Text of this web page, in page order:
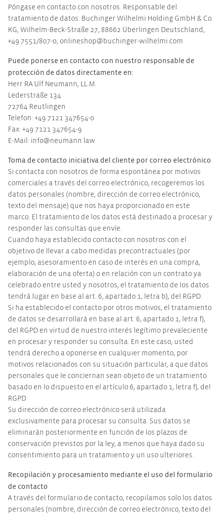
Póngase en contacto con nosotros. Responsable del
tratamiento de datos: Buchinger Wilhelmi Holding GmbH & Co.
KG, Wilhelm-Beck-Straße 27, 88662 Überlingen Deutschland,
+49 7551/807-0, onlineshop@buchinger-wilhelmi.com
Puede ponerse en contacto con nuestro responsable de
protección de datos directamente en:
Herr RA Ulf Neumann, LL.M.
Lederstraße 134
72764 Reutlingen
Telefon: +49 7121 347654-0
Fax: +49 7121 347654-9
E-Mail: info@neumann.law
Toma de contacto iniciativa del cliente por correo electrónico
Si contacta con nosotros de forma espontánea por motivos
comerciales a través del correo electrónico, recogeremos los
datos personales (nombre, dirección de correo electrónico,
texto del mensaje) que nos haya proporcionado en este
marco. El tratamiento de los datos está destinado a procesar y
responder las consultas que envíe.
Cuando haya establecido contacto con nosotros con el
objetivo de llevar a cabo medidas precontractuales (por
ejemplo, asesoramiento en caso de interés en una compra,
elaboración de una oferta) o en relación con un contrato ya
celebrado entre usted y nosotros, el tratamiento de los datos
tendrá lugar en base al art. 6, apartado 1, letra b), del RGPD.
Si ha establecido el contacto por otros motivos, el tratamiento
de datos se desarrollará en base al art. 6, apartado 1, letra f),
del RGPD en virtud de nuestro interés legítimo prevaleciente
en procesar y responder su consulta. En este caso, usted
tendrá derecho a oponerse en cualquier momento, por
motivos relacionados con su situación particular, a que datos
personales que le conciernan sean objeto de un tratamiento
basado en lo dispuesto en el artículo 6, apartado 1, letra f), del
RGPD.
Su dirección de correo electrónico será utilizada
exclusivamente para procesar su consulta. Sus datos se
eliminarán posteriormente en función de los plazos de
conservación previstos por la ley, a menos que haya dado su
consentimiento para un tratamiento y un uso ulteriores.
Recopilación y procesamiento mediante el uso del formulario
de contacto
A través del formulario de contacto, recopilamos solo los datos
personales (nombre, dirección de correo electrónico, texto del